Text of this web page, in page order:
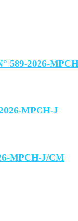
589-2026-
MPCH-J
MPCH-J/CM